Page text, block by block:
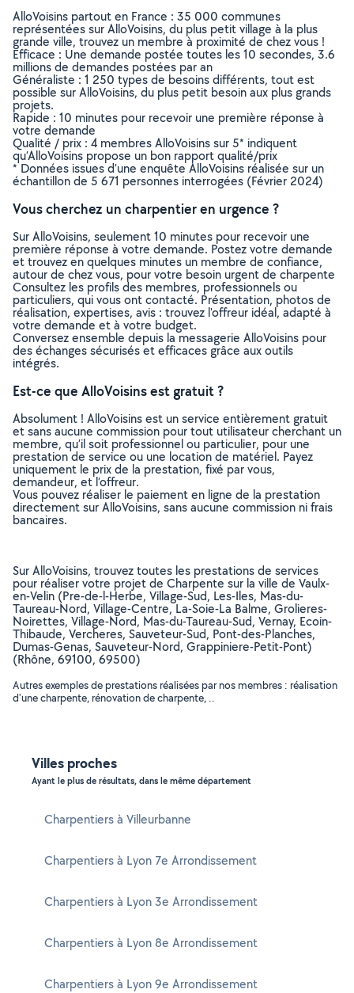
AlloVoisins partout en France : 35 000 communes
représentées sur AlloVoisins, du plus petit village à la plus
grande ville, trouvez un membre à proximité de chez vous !
Efficace : Une demande postée toutes les 10 secondes, 3.6
millions de demandes postées par an
Généraliste : 1 250 types de besoins différents, tout est
possible sur AlloVoisins, du plus petit besoin aux plus grands
projets.
Rapide : 10 minutes pour recevoir une première réponse à
votre demande
Qualité / prix : 4 membres AlloVoisins sur 5* indiquent
qu’AlloVoisins propose un bon rapport qualité/prix
* Données issues d’une enquête AlloVoisins réalisée sur un
échantillon de 5 671 personnes interrogées (Février 2024)
Vous cherchez un charpentier en urgence ?
Sur AlloVoisins, seulement 10 minutes pour recevoir une
première réponse à votre demande. Postez votre demande
et trouvez en quelques minutes un membre de confiance,
autour de chez vous, pour votre besoin urgent de charpente
Consultez les profils des membres, professionnels ou
particuliers, qui vous ont contacté. Présentation, photos de
réalisation, expertises, avis : trouvez l'offreur idéal, adapté à
votre demande et à votre budget.
Conversez ensemble depuis la messagerie AlloVoisins pour
des échanges sécurisés et efficaces grâce aux outils
intégrés.
Est-ce que AlloVoisins est gratuit ?
Absolument ! AlloVoisins est un service entièrement gratuit
et sans aucune commission pour tout utilisateur cherchant un
membre, qu’il soit professionnel ou particulier, pour une
prestation de service ou une location de matériel. Payez
uniquement le prix de la prestation, fixé par vous,
demandeur, et l’offreur.
Vous pouvez réaliser le paiement en ligne de la prestation
directement sur AlloVoisins, sans aucune commission ni frais
bancaires.
Sur AlloVoisins, trouvez toutes les prestations de services
pour réaliser votre projet de Charpente sur la ville de Vaulx-
en-Velin (Pre-de-l-Herbe, Village-Sud, Les-Iles, Mas-du-
Taureau-Nord, Village-Centre, La-Soie-La Balme, Grolieres-
Noirettes, Village-Nord, Mas-du-Taureau-Sud, Vernay, Ecoin-
Thibaude, Vercheres, Sauveteur-Sud, Pont-des-Planches,
Dumas-Genas, Sauveteur-Nord, Grappiniere-Petit-Pont)
(Rhône, 69100, 69500)
Autres exemples de prestations réalisées par nos membres : réalisation
d'une charpente, rénovation de charpente, ..
Villes proches
Ayant le plus de résultats, dans le même département
Charpentiers à Villeurbanne
Charpentiers à Lyon 7e Arrondissement
Charpentiers à Lyon 3e Arrondissement
Charpentiers à Lyon 8e Arrondissement
Charpentiers à Lyon 9e Arrondissement